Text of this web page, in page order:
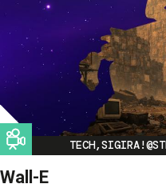
Image
Wall-E